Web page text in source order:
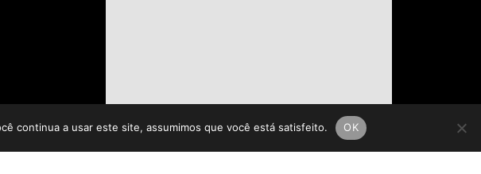
continua a usar este site, assumimos que você está satisfeito. OK